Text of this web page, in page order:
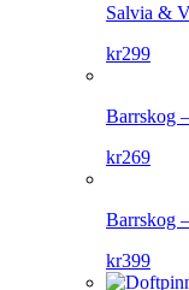
Salvia &
kr299
Barrskog
kr269
Barrskog
kr399